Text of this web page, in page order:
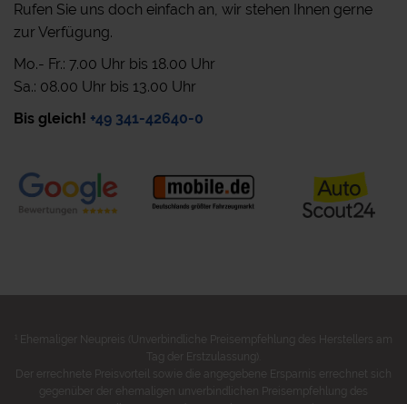
Rufen Sie uns doch einfach an, wir stehen Ihnen gerne
zur Verfügung.
Mo.- Fr.: 7.00 Uhr bis 18.00 Uhr
Sa.: 08.00 Uhr bis 13.00 Uhr
Bis gleich! +49 341-42640-0
Ehemaliger Neupreis (Unverbindliche Preisempfehlung des Herstellers am
Tag der Erstzulassung).
Der errechnete Preisvorteil sowie die angegebene Ersparnis errechnet sich
gegenüber der ehemaligen unverbindlichen Preisempfehlung des